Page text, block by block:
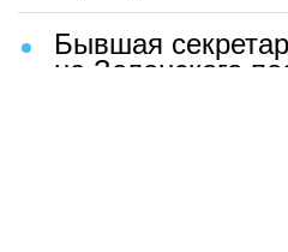
Бывшая
на Зеленского